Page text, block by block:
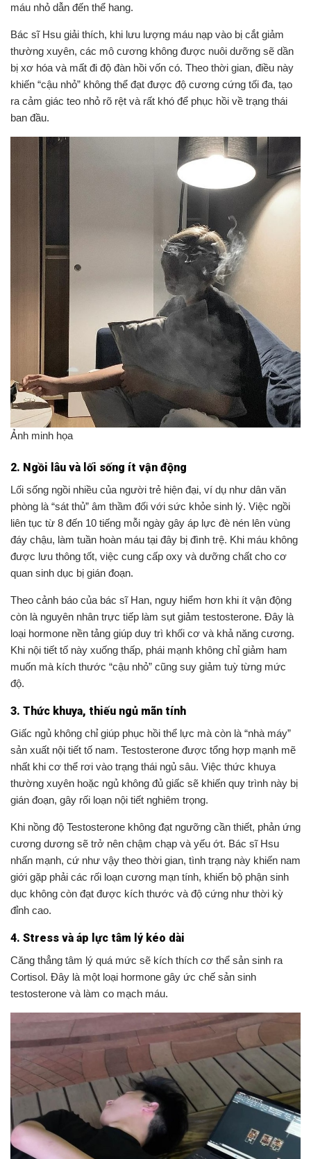
máu nhỏ dẫn đến thể hang.
Bác sĩ Hsu giải thích, khi lưu lượng máu nạp vào bị cắt giảm
thường xuyên, các mô cương không được nuôi dưỡng sẽ dần
bị xơ hóa và mất đi độ đàn hồi vốn có. Theo thời gian, điều này
khiến “cậu nhỏ” không thể đạt được độ cương cứng tối đa, tạo
ra cảm giác teo nhỏ rõ rệt và rất khó để phục hồi về trạng thái
ban đầu.
Ảnh minh họa
2. Ngồi lâu và lối sống ít vận động
Lối sống ngồi nhiều của người trẻ hiện đại, ví dụ như dân văn
phòng là “sát thủ” âm thầm đối với sức khỏe sinh lý. Việc ngồi
liên tục từ 8 đến 10 tiếng mỗi ngày gây áp lực đè nén lên vùng
đáy chậu, làm tuần hoàn máu tại đây bị đình trệ. Khi máu không
được lưu thông tốt, việc cung cấp oxy và dưỡng chất cho cơ
quan sinh dục bị gián đoạn.
Theo cảnh báo của bác sĩ Han, nguy hiểm hơn khi ít vận động
còn là nguyên nhân trực tiếp làm sụt giảm testosterone. Đây là
loại hormone nền tảng giúp duy trì khối cơ và khả năng cương.
Khi nội tiết tố này xuống thấp, phái mạnh không chỉ giảm ham
muốn mà kích thước “cậu nhỏ” cũng suy giảm tuỳ từng mức
độ.
3. Thức khuya, thiếu ngủ mãn tính
Giấc ngủ không chỉ giúp phục hồi thể lực mà còn là “nhà máy”
sản xuất nội tiết tố nam. Testosterone được tổng hợp mạnh mẽ
nhất khi cơ thể rơi vào trạng thái ngủ sâu. Việc thức khuya
thường xuyên hoặc ngủ không đủ giấc sẽ khiến quy trình này bị
gián đoạn, gây rối loạn nội tiết nghiêm trọng.
Khi nồng độ Testosterone không đạt ngưỡng cần thiết, phản ứng
cương dương sẽ trở nên chậm chạp và yếu ớt. Bác sĩ Hsu
nhấn mạnh, cứ như vậy theo thời gian, tình trạng này khiến nam
giới gặp phải các rối loạn cương mạn tính, khiến bộ phận sinh
dục không còn đạt được kích thước và độ cứng như thời kỳ
đỉnh cao.
4. Stress và áp lực tâm lý kéo dài
Căng thẳng tâm lý quá mức sẽ kích thích cơ thể sản sinh ra
Cortisol. Đây là một loại hormone gây ức chế sản sinh
testosterone và làm co mạch máu.